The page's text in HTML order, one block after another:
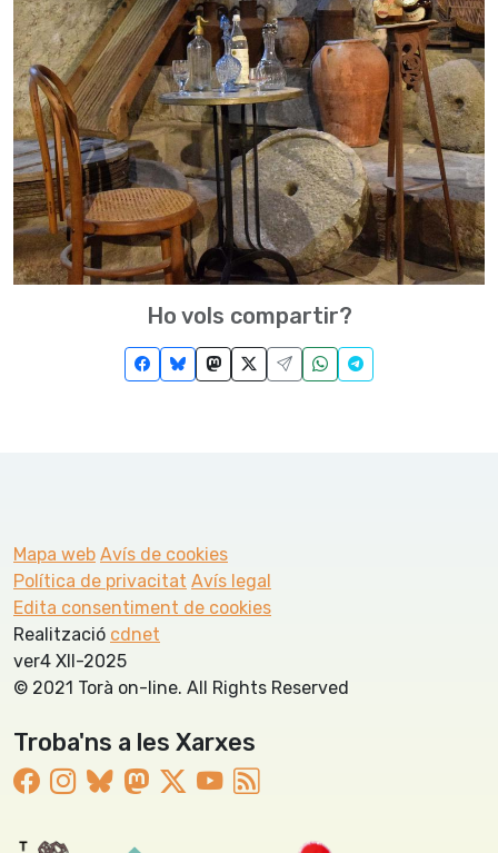
Ho vols compartir?
Mapa web Avís de cookies
Política de privacitat Avís legal
Edita consentiment de cookies
Realització cdnet
ver4 XII-2025
© 2021 Torà on-line. All Rights Reserved
Troba'ns a les Xarxes